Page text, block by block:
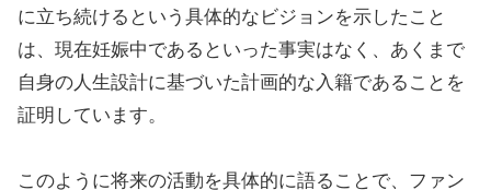
に立ち続けるという具体的なビジョンを示したこと
は、現在妊娠中であるといった事実はなく、あくまで
自身の人生設計に基づいた計画的な入籍であることを
証明しています。
このように将来の活動を具体的に語ることで、ファン